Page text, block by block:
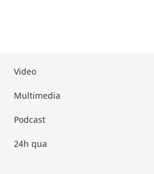
Video
Multimedia
Podcast
24h qua